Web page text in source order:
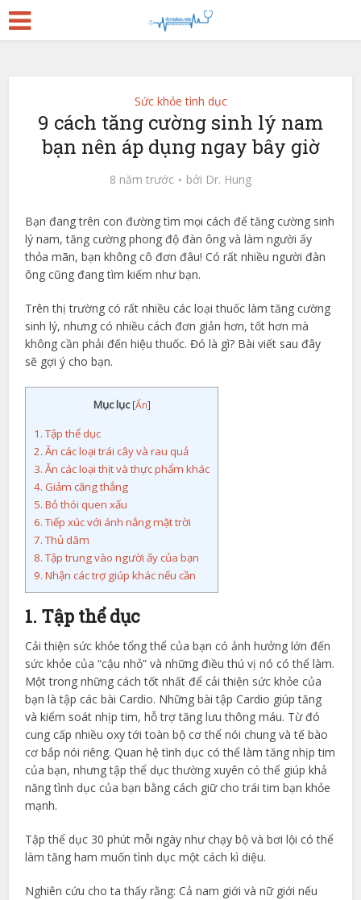
Sức khỏe tình dục
9 cách tăng cường sinh lý nam
bạn nên áp dụng ngay bây giờ
8 năm trước bởi Dr. Hung
Bạn đang trên con đường tìm mọi cách để tăng cường sinh
lý nam, tăng cường phong độ đàn ông và làm người ấy
thỏa mãn, bạn không cô đơn đâu! Có rất nhiều người đàn
ông cũng đang tìm kiếm như bạn.
Trên thị trường có rất nhiều các loại thuốc làm tăng cường
sinh lý, nhưng có nhiều cách đơn giản hơn, tốt hơn mà
không cần phải đến hiệu thuốc. Đó là gì? Bài viết sau đây
sẽ gợi ý cho bạn.
Mục lục [Ẩn]
1. Tập thể dục
2. Ăn các loại trái cây và rau quả
3. Ăn các loại thịt và thực phẩm khác
4. Giảm căng thẳng
5. Bỏ thói quen xấu
6. Tiếp xúc với ánh nắng mặt trời
7. Thủ dâm
8. Tập trung vào người ấy của bạn
9. Nhận các trợ giúp khác nếu cần
1. Tập thể dục
Cải thiện sức khỏe tổng thể của bạn có ảnh hưởng lớn đến
sức khỏe của “cậu nhỏ” và những điều thú vị nó có thể làm.
Một trong những cách tốt nhất để cải thiện sức khỏe của
bạn là tập các bài Cardio. Những bài tập Cardio giúp tăng
và kiểm soát nhịp tim, hỗ trợ tăng lưu thông máu. Từ đó
cung cấp nhiều oxy tới toàn bộ cơ thể nói chung và tế bào
cơ bắp nói riêng. Quan hệ tình dục có thể làm tăng nhịp tim
của bạn, nhưng tập thể dục thường xuyên có thể giúp khả
năng tình dục của bạn bằng cách giữ cho trái tim bạn khỏe
mạnh.
Tập thể dục 30 phút mỗi ngày như chạy bộ và bơi lội có thể
làm tăng ham muốn tình dục một cách kì diệu.
Nghiên cứu cho ta thấy rằng: Cả nam giới và nữ giới nếu